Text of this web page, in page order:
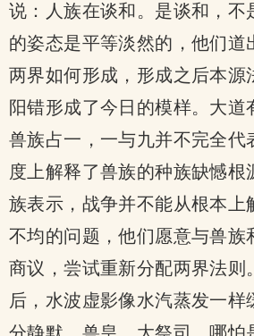
说：人族在谈和。是谈和，不
的姿态是平等淡然的，他们道
两界如何形成，形成之后本源
阳错形成了今日的模样。大道
兽族占一，一与九并不完全代
度上解释了兽族的种族缺憾根
族表示，战争并不能从根本上
不均的问题，他们愿意与兽族
商议，尝试重新分配两界法则
后，水波虚影像水汽蒸发一样